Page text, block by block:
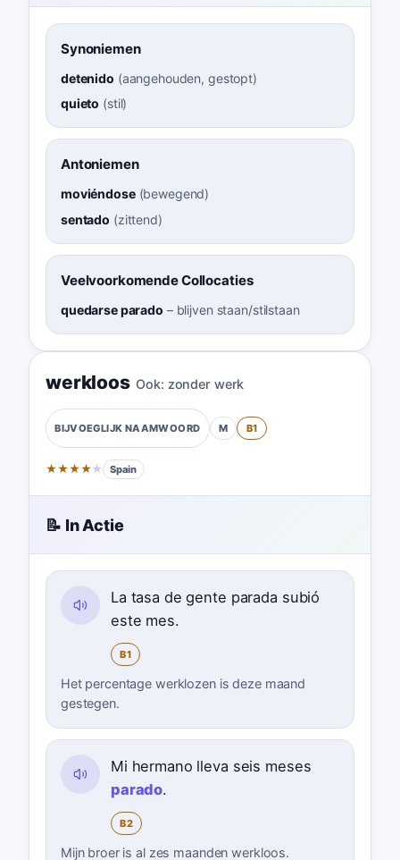
Synoniemen
detenido (aangehouden, gestopt)
quieto (stil)
Antoniemen
moviéndose(bewegend)
sentado (zittend)
Veelvoorkomende Collocaties
quedarse parado – blijven staan/stilstaan
werkloos Ook: zonder werk
BIJVOEGLIJK NAAMWOORD M B1
★★★★★ Spain
📝 In Actie
La tasa de gente parada subió
este mes.
B1
Het percentage werklozen is deze maand
gestegen.
Mi hermano lleva seis meses
parado.
B2
Mijn broer is al zes maanden werkloos.